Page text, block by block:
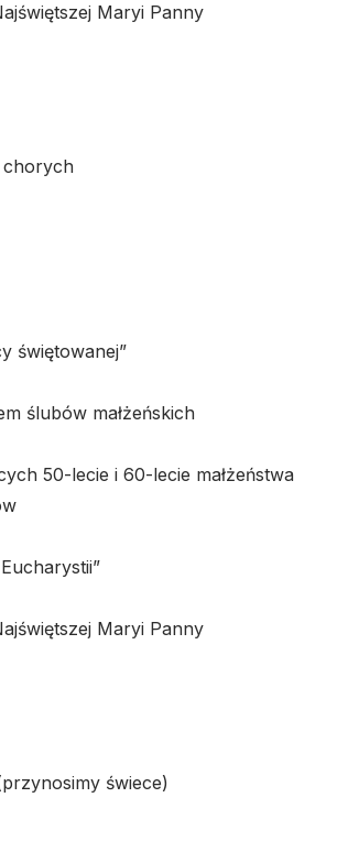
Maryi Panny
chorych
świętowanej”
ślubów małżeńskich
50-lecie i 60-lecie małżeństwa
Maryi Panny
świece)